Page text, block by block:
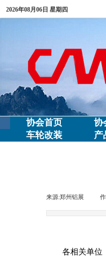
2026年08月06日 星期四
协会首页 协
车轮改装
产
来源:郑州铝展
各相关单位